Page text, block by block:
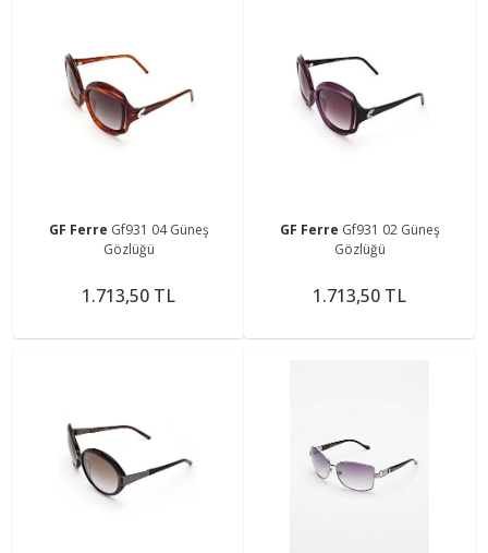
GF Ferre Gf931 04 Güneş
Gözlüğü
1.713,50 TL
GF Ferre Gf931 02 Güneş
Gözlüğü
1.713,50 TL